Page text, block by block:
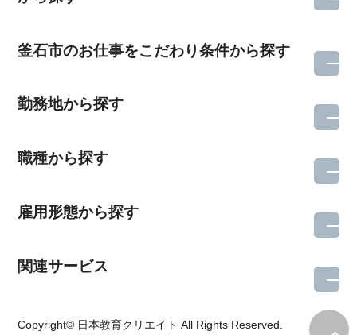
釜石市のお仕事をこだわり条件から探す
勤務地から探す
職種から探す
雇用形態から探す
関連サービス
Copyright© 日本教育クリエイト All Rights Reserved.
所在地のエリアを選択してください